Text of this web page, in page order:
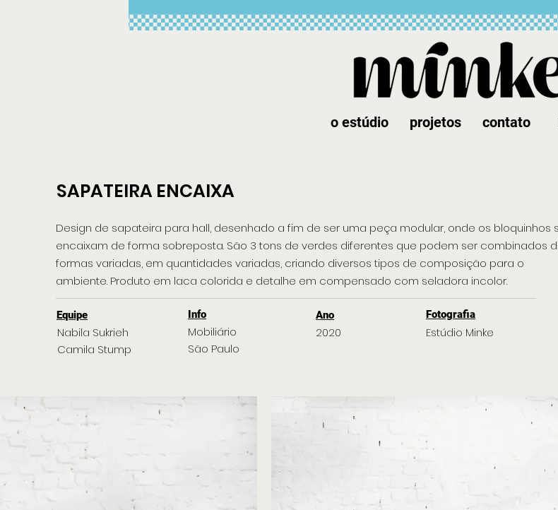
o estúdio projetos contato
SAPATEIRA ENCAIXA
Design de sapateira para hall, desenhado a fim de ser uma peça modular, onde os bloquinhos
encaixam de forma sobreposta. São 3 tons de verdes diferentes que podem ser combinados
formas variadas, em quantidades variadas, criando diversos tipos de composição para o
ambiente. Produto em laca colorida e detalhe em compensado com seladora incolor.
Equipe
Nabila Sukrieh
Camila Stump
Info Ano
Mobiliário
São Paulo
2020
Fotografia
Estúdio Minke